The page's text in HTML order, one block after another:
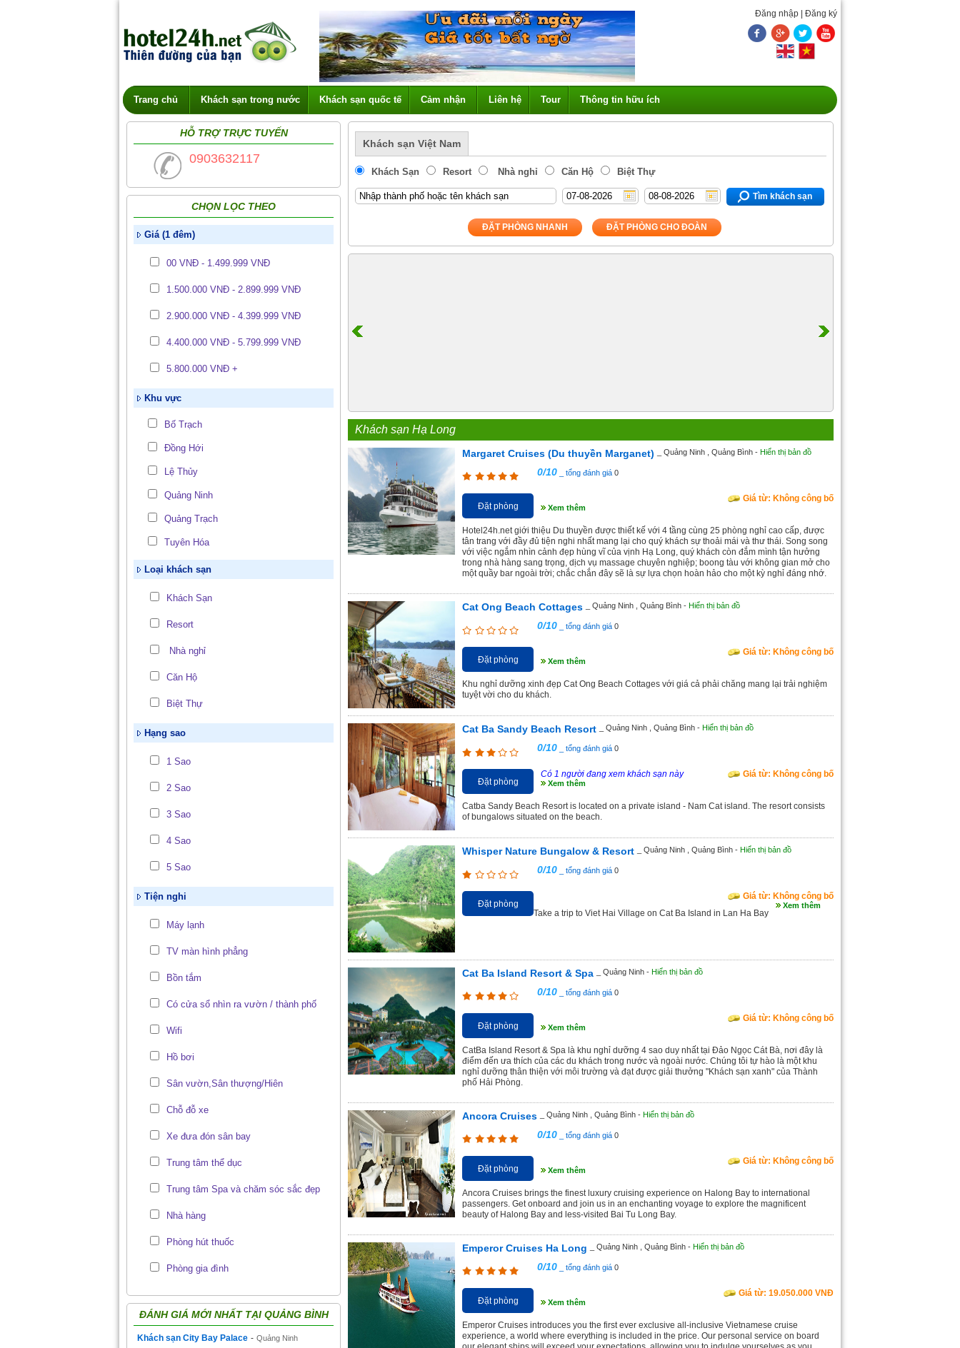
Đăng nhập Đăng ký
Trang chủ Khách sạn trong nước Khách sạn quốc tế Cảm nhận Liên hệ Tour Thông tin hữu ích
HỖ TRỢ TRỰC TUYẾN
0903632117
CHỌN LỌC THEO
Giá (1 đêm)
00 VNĐ - 1.499.999 VNĐ
1.500.000 VNĐ - 2.899.999 VNĐ
2.900.000 VNĐ - 4.399.999 VNĐ
4.400.000 VNĐ - 5.799.999 VNĐ
5.800.000 VNĐ +
Khu vực
Bố Trạch
Đồng Hới
Lệ Thủy
Quảng Ninh
Quảng Trạch
Tuyên Hóa
Loại khách sạn
Khách Sạn
Resort
Nhà nghỉ
Căn Hộ
Biệt Thự
Hạng sao
1 Sao
2 Sao
3 Sao
4 Sao
5 Sao
Tiện nghi
Máy lạnh
TV màn hình phẳng
Bồn tắm
Có cửa sổ nhìn ra vườn / thành phố
Wifi
Hồ bơi
Sân vườn,Sân thượng/Hiên
Chỗ đỗ xe
Xe đưa đón sân bay
Trung tâm thể dục
Trung tâm Spa và chăm sóc sắc đẹp
Nhà hàng
Phòng hút thuốc
Phòng gia đình
ĐÁNH GIÁ MỚI NHẤT TẠI QUẢNG BÌNH
Khách sạn City Bay Palace - Quảng Ninh
Khách sạn Việt Nam
Khách Sạn Resort Nhà nghỉ Căn Hộ Biệt Thự
Tìm khách sạn
ĐẶT PHÒNG NHANH ĐẶT PHÒNG CHO ĐOÀN
Khách sạn Hạ Long
Margaret Cruises (Du thuyền Marganet) _ Quảng Ninh , Quảng Bình - Hiển thị bản đồ
0/10 _ tổng đánh giá 0
Đặt phòng
Giá từ: Không công bố
Hotel24h.net giới thiệu Du thuyền được thiết kế với 4 tầng cùng 25 phòng nghỉ cao cấp, được
tân trang với đầy đủ tiện nghi nhất mang lại cho quý khách sự thoải mái và thư thái. Song song
với việc ngắm nhìn cảnh đẹp hùng vĩ của vịnh Hạ Long, quý khách còn đắm mình tận hưởng
trong nhà hàng sang trọng, dịch vụ massage chuyên nghiệp; boong tàu với không gian mở cho
một quầy bar ngoài trời; chắc chắn đây sẽ là sự lựa chọn hoàn hảo cho một kỳ nghỉ đáng nhớ.
Xem thêm
Cat Ong Beach Cottages _ Quảng Ninh , Quảng Bình - Hiển thị bản đồ
0/10 _ tổng đánh giá 0
Đặt phòng
Giá từ: Không công bố
Khu nghỉ dưỡng xinh đẹp Cat Ong Beach Cottages với giá cả phải chăng mang lại trải nghiệm
tuyệt vời cho du khách.
Xem thêm
Cat Ba Sandy Beach Resort _ Quảng Ninh , Quảng Bình - Hiển thị bản đồ
0/10 _ tổng đánh giá 0
Đặt phòng
Giá từ: Không công bố
Catba Sandy Beach Resort is located on a private island - Nam Cat island. The resort consists
of bungalows situated on the beach.
Có 1 người đang xem khách sạn này
Xem thêm
Whisper Nature Bungalow & Resort _ Quảng Ninh , Quảng Bình - Hiển thị bản đồ
0/10 _ tổng đánh giá 0
Đặt phòng
Giá từ: Không công bố
Take a trip to Viet Hai Village on Cat Ba Island in Lan Ha Bay
Xem thêm
Cat Ba Island Resort & Spa _ Quảng Ninh - Hiển thị bản đồ
0/10 _ tổng đánh giá 0
Đặt phòng
Giá từ: Không công bố
CatBa Island Resort & Spa là khu nghỉ dưỡng 4 sao duy nhất tại Đảo Ngọc Cát Bà, nơi đây là
điểm đến ưa thích của các du khách trong nước và ngoài nước. Chúng tôi tự hào là một khu
nghỉ dưỡng thân thiện với môi trường và đạt được giải thưởng "Khách sạn xanh" của Thành
phố Hải Phòng.
Xem thêm
Ancora Cruises _ Quảng Ninh , Quảng Bình - Hiển thị bản đồ
0/10 _ tổng đánh giá 0
Đặt phòng
Giá từ: Không công bố
Ancora Cruises brings the finest luxury cruising experience on Halong Bay to international
passengers. Get onboard and join us in an enchanting voyage to explore the magnificent
beauty of Halong Bay and less-visited Bai Tu Long Bay.
Xem thêm
Emperor Cruises Ha Long _ Quảng Ninh , Quảng Bình - Hiển thị bản đồ
0/10 _ tổng đánh giá 0
Đặt phòng
Giá từ: 19.050.000 VNĐ
Emperor Cruises introduces you the first ever exclusive all-inclusive Vietnamese cruise
experience, a world where everything is included in the price. Our personal service on board
Xem thêm